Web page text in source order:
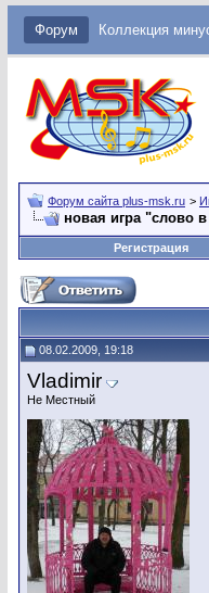
Форум Коллекция
Форум сайта plus-msk.ru >
новая игра "слово
Регистрация
08.02.2009, 19:18
Vladimir
Не Местный